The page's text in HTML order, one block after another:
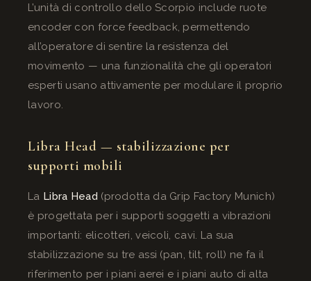
L’unità di controllo dello Scorpio include ruote
encoder con force feedback, permettendo
all’operatore di sentire la resistenza del
movimento — una funzionalità che gli operatori
esperti usano attivamente per modulare il proprio
lavoro.
Libra Head — stabilizzazione per
supporti mobili
La Libra Head (prodotta da Grip Factory Munich)
è progettata per i supporti soggetti a vibrazioni
importanti: elicotteri, veicoli, cavi. La sua
stabilizzazione su tre assi (pan, tilt, roll) ne fa il
riferimento per i piani aerei e i piani auto di alta